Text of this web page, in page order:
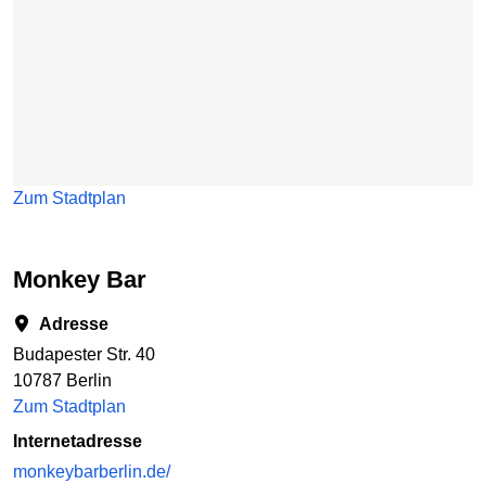
Zum Stadtplan
Monkey Bar
Adresse
Budapester Str. 40
10787 Berlin
Zum Stadtplan
Internetadresse
monkeybarberlin.de/